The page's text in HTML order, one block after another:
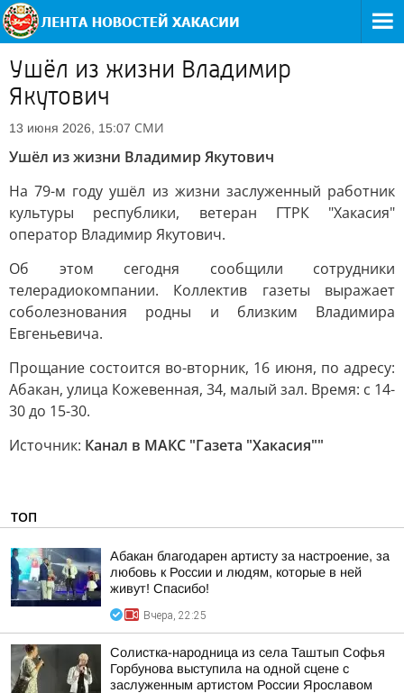
Ушёл из жизни Владимир
Якутович
13 июня 2026, 15:07 СМИ
Ушёл из жизни Владимир Якутович
На 79-м году ушёл из жизни заслуженный работник
культуры республики, ветеран ГТРК "Хакасия"
оператор Владимир Якутович.
Об этом сегодня сообщили сотрудники
телерадиокомпании. Коллектив газеты выражает
соболезнования родны и близким Владимира
Евгеньевича.
Прощание состоится во-вторник, 16 июня, по адресу:
Абакан, улица Кожевенная, 34, малый зал. Время: с 14-
30 до 15-30.
Источник: Канал в МАКС "Газета "Хакасия""
ТОП
Абакан благодарен артисту за настроение, за
любовь к России и людям, которые в ней
живут! Спасибо!
Вчера, 22:25
Солистка-народница из села Таштып Софья
Горбунова выступила на одной сцене с
заслуженным артистом России Ярославом